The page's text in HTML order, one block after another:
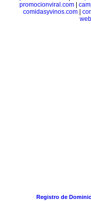
promocionviral.com
comidasyvinos.com|
Registro de